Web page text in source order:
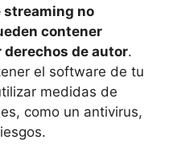
streaming no
contener
de autor.
el software‍ de tu
medidas de
como un ‍antivirus,